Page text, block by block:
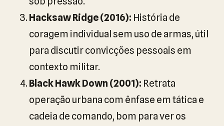
Hacksaw Ridge (2016): História de
coragem individual sem uso de armas, útil
para discutir convicções pessoais em
contexto militar.
Black Hawk Down (2001): Retrata
operação urbana com ênfase em tática e
cadeia de comando, bom para ver os